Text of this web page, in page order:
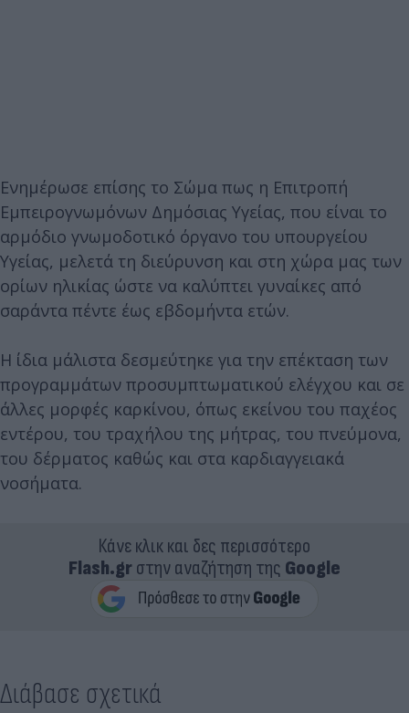
Ενημέρωσε επίσης το Σώμα πως η Επιτροπή
Εμπειρογνωμόνων Δημόσιας Υγείας, που είναι το
αρμόδιο γνωμοδοτικό όργανο του υπουργείου
Υγείας, μελετά τη διεύρυνση και στη χώρα μας των
ορίων ηλικίας ώστε να καλύπτει γυναίκες από
σαράντα πέντε έως εβδομήντα ετών.
Η ίδια μάλιστα δεσμεύτηκε για την επέκταση των
προγραμμάτων προσυμπτωματικού ελέγχου και σε
άλλες μορφές καρκίνου, όπως εκείνου του παχέος
εντέρου, του τραχήλου της μήτρας, του πνεύμονα,
του δέρματος καθώς και στα καρδιαγγειακά
νοσήματα.
Κάνε κλικ και δες περισσότερο
Flash.grστην αναζήτηση της Google
Διάβασε σχετικά